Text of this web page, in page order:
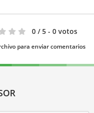
0 / 5 - 0 votos
para enviar comentarios